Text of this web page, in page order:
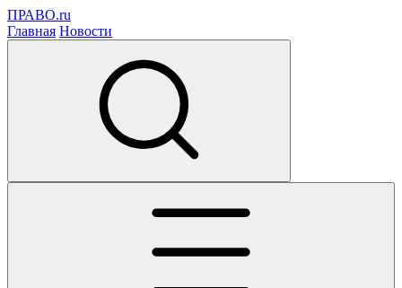
ПРАВО.ru
Главная Новости